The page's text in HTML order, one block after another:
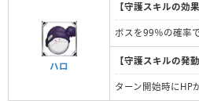
ハロ
【守護スキルの効
ボスを99％の確率
【守護スキルの発
ターン開始時にHP